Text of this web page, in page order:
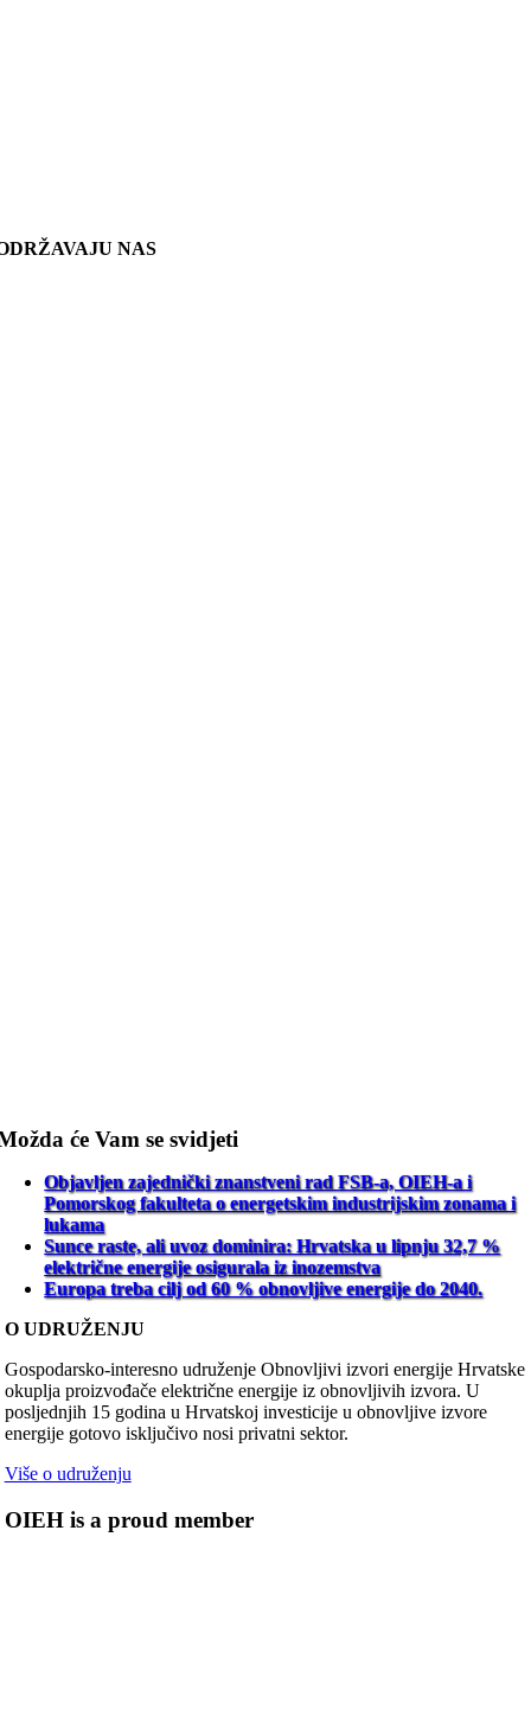
NAS
će Vam se svidjeti
Objavljen zajednički znanstveni rad FSB-a, OIEH-a i
Pomorskog fakulteta o energetskim industrijskim zonama i
lukama
Sunce raste, ali uvoz dominira: Hrvatska u lipnju 32,7 %
električne energije osigurala iz inozemstva
Europa treba cilj od 60 % obnovljive energije do 2040.
O UDRUŽENJU
Gospodarsko-interesno udruženje Obnovljivi izvori energije Hrvatske
okuplja proizvođače električne energije iz obnovljivih izvora. U
posljednjih 15 godina u Hrvatskoj investicije u obnovljive izvore
energije gotovo isključivo nosi privatni sektor.
Više o udruženju
OIEH is a proud member